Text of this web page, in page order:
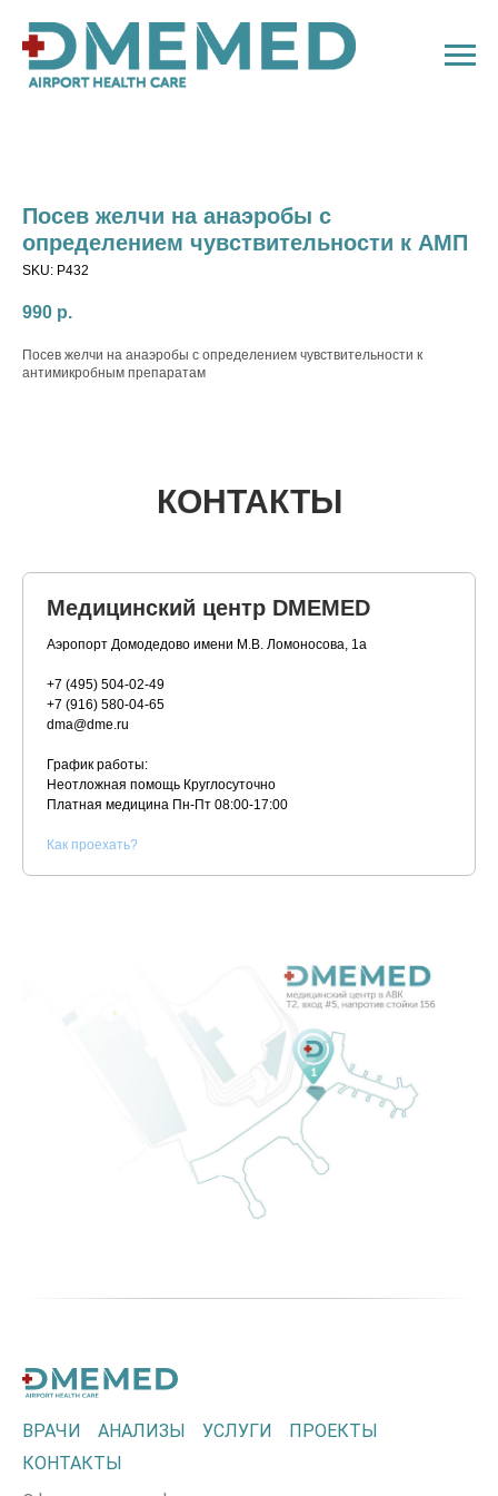
Посев желчи на анаэробы с
определением чувствительности к АМП
SKU: P432
990 р.
Посев желчи на анаэробы с определением чувствительности к
антимикробным препаратам
КОНТАКТЫ
Медицинский центр DMEMED
Аэропорт Домодедово имени М.В. Ломоносова, 1а
+7 (495) 504-02-49
+7 (916) 580-04-65
dma@dme.ru
График работы:
Неотложная помощь Круглосуточно
Платная медицина Пн-Пт 08:00-17:00
Как проехать?
ВРАЧИ АНАЛИЗЫ УСЛУГИ
ПРОЕКТЫ
КОНТАКТЫ